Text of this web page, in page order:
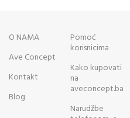
O NAMA
Ave Concept
Kontakt
Blog
Pomoć
korisnicima
Kako kupovati
na
aveconcept.ba
Narudžbe